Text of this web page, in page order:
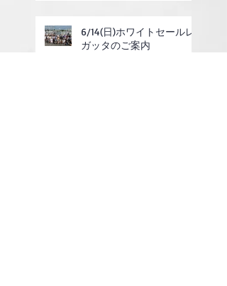
6/14(日)ホワイトセールレ
ガッタのご案内